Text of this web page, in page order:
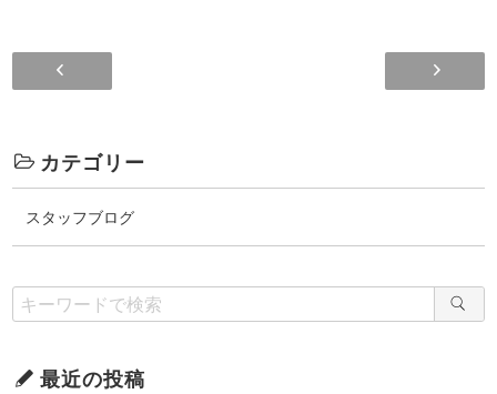
カテゴリー
スタッフブログ
最近の投稿